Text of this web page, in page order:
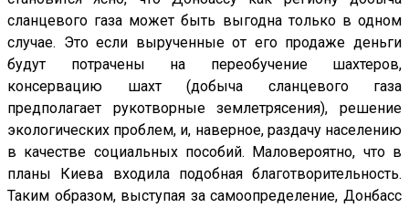
сланцевого газа может быть выгодна только в одном
случае. Это если вырученные от его продаже деньги
будут потрачены на переобучение шахтеров,
консервацию шахт (добыча сланцевого газа
предполагает рукотворные землетрясения), решение
экологических проблем, и, наверное, раздачу населению
в качестве социальных пособий. Маловероятно, что в
планы Киева входила подобная благотворительность.
Таким образом, выступая за самоопределение, Донбасс